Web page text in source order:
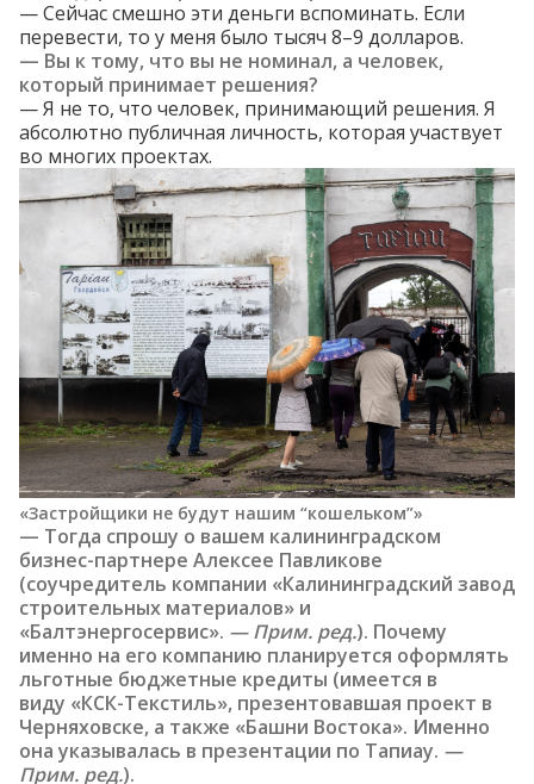
— Сейчас смешно эти деньги вспоминать. Если
перевести, то у меня было тысяч 8–9 долларов.
— Вы к тому, что вы не номинал, а человек,
который принимает решения?
— Я не то, что человек, принимающий решения. Я
абсолютно публичная личность, которая участвует
во многих проектах.
«Застройщики не будут нашим “кошельком”»
— Тогда спрошу о вашем калининградском
бизнес-партнере Алексее Павликове
(соучредитель компании «Калининградский завод
строительных материалов» и
«Балтэнергосервис». — Прим. ред.). Почему
именно на его компанию планируется оформлять
льготные бюджетные кредиты (имеется в
виду «КСК-Текстиль», презентовавшая проект в
Черняховске, а также «Башни Востока». Именно
она указывалась в презентации по Тапиау. —
Прим. ред.).